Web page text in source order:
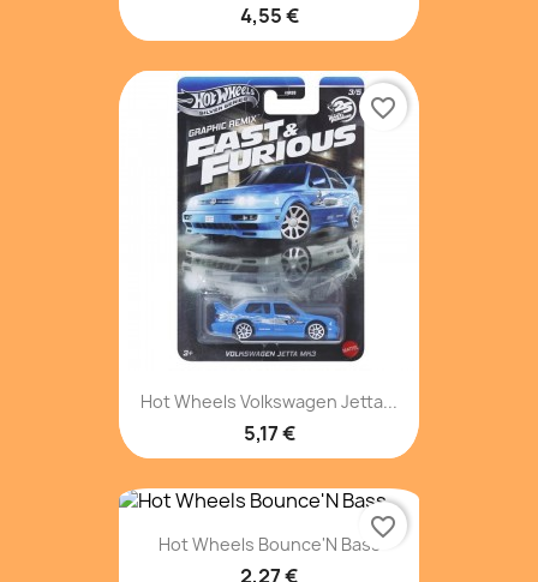
4,55 €
Hot Wheels Volkswagen Jetta...
5,17 €
favorite_border
Hot Wheels Bounce'N Bass
2,27 €
favorite_border